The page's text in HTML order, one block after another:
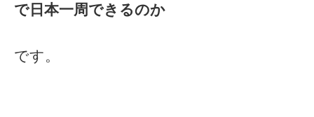
で日本一周できるのか
です。